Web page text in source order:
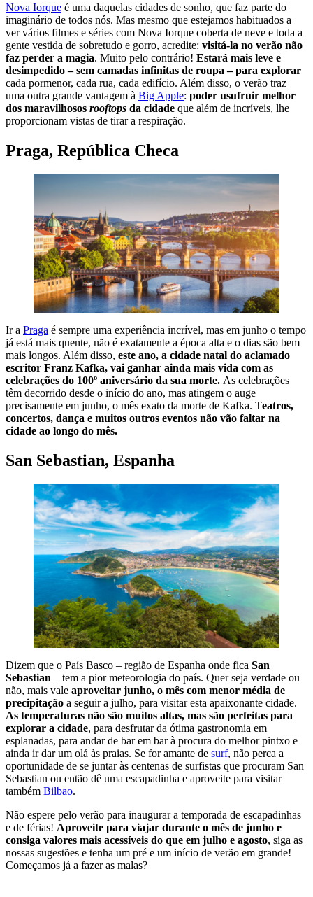
Nova Iorque é uma daquelas cidades de sonho, que faz parte do
imaginário de todos nós. Mas mesmo que estejamos habituados a
ver vários filmes e séries com Nova Iorque coberta de neve e toda a
gente vestida de sobretudo e gorro, acredite: visitá-la no verão não
faz perder a magia. Muito pelo contrário! Estará mais leve e
desimpedido – sem camadas infinitas de roupa – para explorar
cada pormenor, cada rua, cada edifício. Além disso, o verão traz
uma outra grande vantagem à Big Apple: poder usufruir melhor
dos maravilhosos rooftops da cidade que além de incríveis, lhe
proporcionam vistas de tirar a respiração.
Praga, República Checa
Ir a Praga é sempre uma experiência incrível, mas em junho o tempo
já está mais quente, não é exatamente a época alta e o dias são bem
mais longos. Além disso, este ano, a cidade natal do aclamado
escritor Franz Kafka, vai ganhar ainda mais vida com as
celebrações do 100º aniversário da sua morte. As celebrações
têm decorrido desde o início do ano, mas atingem o auge
precisamente em junho, o mês exato da morte de Kafka. Teatros,
concertos, dança e muitos outros eventos não vão faltar na
cidade ao longo do mês.
San Sebastian, Espanha
Dizem que o País Basco – região de Espanha onde fica San
Sebastian – tem a pior meteorologia do país. Quer seja verdade ou
não, mais vale aproveitar junho, o mês com menor média de
precipitação a seguir a julho, para visitar esta apaixonante cidade.
As temperaturas não são muitos altas, mas são perfeitas para
explorar a cidade, para desfrutar da ótima gastronomia em
esplanadas, para andar de bar em bar à procura do melhor pintxo e
ainda ir dar um olá às praias. Se for amante de surf, não perca a
oportunidade de se juntar às centenas de surfistas que procuram San
Sebastian ou então dê uma escapadinha e aproveite para visitar
também Bilbao.
Não espere pelo verão para inaugurar a temporada de escapadinhas
e de férias! Aproveite para viajar durante o mês de junho e
consiga valores mais acessíveis do que em julho e agosto, siga as
nossas sugestões e tenha um pré e um início de verão em grande!
Começamos já a fazer as malas?